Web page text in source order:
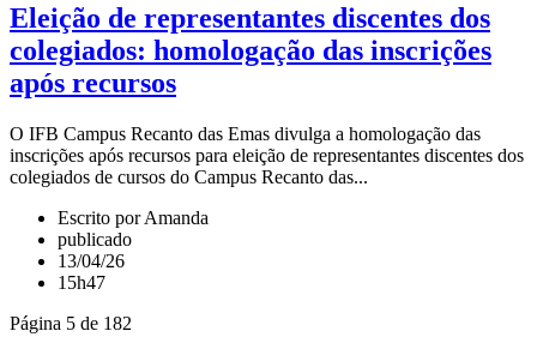
Eleição de representantes discentes dos
colegiados: homologação das inscrições
após recursos
O IFB Campus Recanto das Emas divulga a homologação das
inscrições após recursos para eleição de representantes discentes dos
colegiados de cursos do Campus Recanto das...
Escrito por Amanda
publicado
13/04/26
15h47
Página 5 de 182